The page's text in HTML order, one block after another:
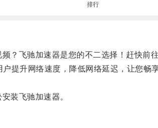
排行
飞驰加速器是您的不二选择！赶快前往
提升网络速度，降低网络延迟，让您畅
装飞驰加速器。